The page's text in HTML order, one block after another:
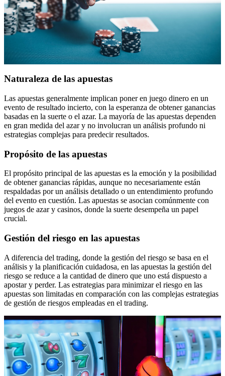
Naturaleza de las apuestas
Las apuestas generalmente implican poner en juego dinero en un
evento de resultado incierto, con la esperanza de obtener ganancias
basadas en la suerte o el azar. La mayoría de las apuestas dependen
en gran medida del azar y no involucran un análisis profundo ni
estrategias complejas para predecir resultados.
Propósito de las apuestas
El propósito principal de las apuestas es la emoción y la posibilidad
de obtener ganancias rápidas, aunque no necesariamente están
respaldadas por un análisis detallado o un entendimiento profundo
del evento en cuestión. Las apuestas se asocian comúnmente con
juegos de azar y casinos, donde la suerte desempeña un papel
crucial.
Gestión del riesgo en las apuestas
A diferencia del trading, donde la gestión del riesgo se basa en el
análisis y la planificación cuidadosa, en las apuestas la gestión del
riesgo se reduce a la cantidad de dinero que uno está dispuesto a
apostar y perder. Las estrategias para minimizar el riesgo en las
apuestas son limitadas en comparación con las complejas estrategias
de gestión de riesgos empleadas en el trading.